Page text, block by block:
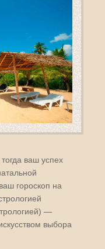
ваш успех
гороскоп на
—
выбора